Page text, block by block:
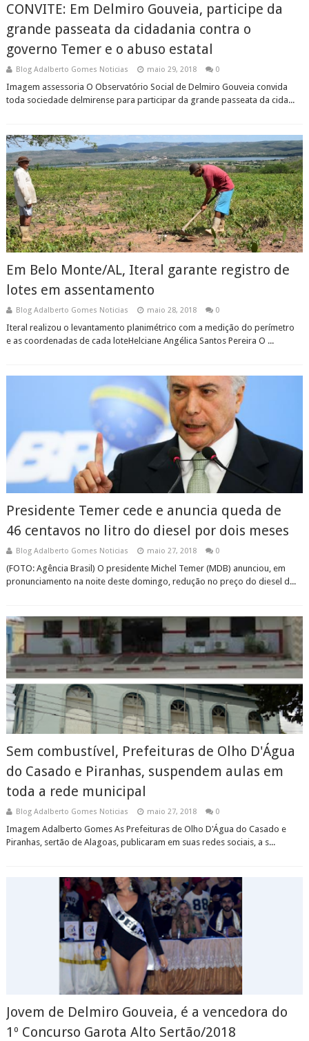
CONVITE: Em Delmiro Gouveia, participe da
grande passeata da cidadania contra o
governo Temer e o abuso estatal
Blog Adalberto Gomes Noticias maio 29, 2018 0
Imagem assessoria O Observatório Social de Delmiro Gouveia convida
toda sociedade delmirense para participar da grande passeata da cida...
Em Belo Monte/AL, Iteral garante registro de
lotes em assentamento
Blog Adalberto Gomes Noticias maio 28, 2018 0
Iteral realizou o levantamento planimétrico com a medição do perímetro
e as coordenadas de cada loteHelciane Angélica Santos Pereira O ...
Presidente Temer cede e anuncia queda de
46 centavos no litro do diesel por dois meses
Blog Adalberto Gomes Noticias maio 27, 2018 0
(FOTO: Agência Brasil) O presidente Michel Temer (MDB) anunciou, em
pronunciamento na noite deste domingo, redução no preço do diesel d...
Sem combustível, Prefeituras de Olho D'Água
do Casado e Piranhas, suspendem aulas em
toda a rede municipal
Blog Adalberto Gomes Noticias maio 27, 2018 0
Imagem Adalberto Gomes As Prefeituras de Olho D'Água do Casado e
Piranhas, sertão de Alagoas, publicaram em suas redes sociais, a s...
Jovem de Delmiro Gouveia, é a vencedora do
1º Concurso Garota Alto Sertão/2018